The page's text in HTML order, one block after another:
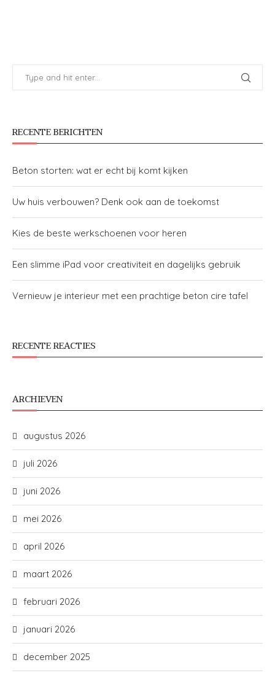
RECENTE BERICHTEN
Beton storten: wat er echt bij komt kijken
Uw huis verbouwen? Denk ook aan de toekomst
Kies de beste werkschoenen voor heren
Een slimme iPad voor creativiteit en dagelijks gebruik
Vernieuw je interieur met een prachtige beton cire tafel
RECENTE REACTIES
ARCHIEVEN
augustus 2026
juli 2026
juni 2026
mei 2026
april 2026
maart 2026
februari 2026
januari 2026
december 2025